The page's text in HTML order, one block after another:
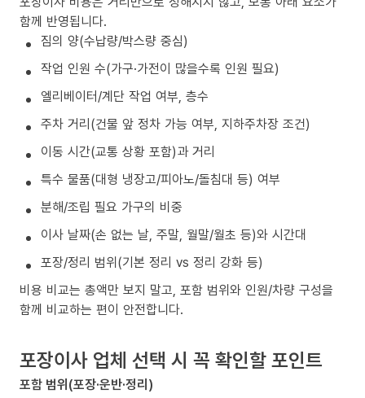
함께 반영됩니다.
짐의 양(수납량/박스량 중심)
작업 인원 수(가구·가전이 많을수록 인원 필요)
엘리베이터/계단 작업 여부, 층수
주차 거리(건물 앞 정차 가능 여부, 지하주차장 조건)
이동 시간(교통 상황 포함)과 거리
특수 물품(대형 냉장고/피아노/돌침대 등) 여부
분해/조립 필요 가구의 비중
이사 날짜(손 없는 날, 주말, 월말/월초 등)와 시간대
포장/정리 범위(기본 정리 vs 정리 강화 등)
비용 비교는 총액만 보지 말고, 포함 범위와 인원/차량 구성을
함께 비교하는 편이 안전합니다.
포장이사 업체 선택 시 꼭 확인할 포인트
포함 범위(포장·운반·정리)